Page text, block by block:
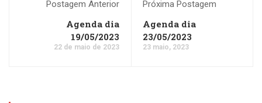
Postagem Anterior
Agenda dia
19/05/2023
22 de maio de 2023
Próxima Postagem
Agenda dia
23/05/2023
23 maio, 2023